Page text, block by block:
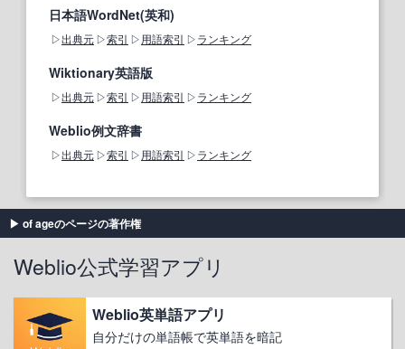
日本語WordNet(英和)
出典元 索引 用語索引 ランキング
Wiktionary英語版
出典元 索引 用語索引 ランキング
Weblio例文辞書
出典元 索引 用語索引 ランキング
of ageのページの著作権
Weblio公式学習アプリ
Weblio英単語アプリ
自分だけの単語帳で英単語を暗記